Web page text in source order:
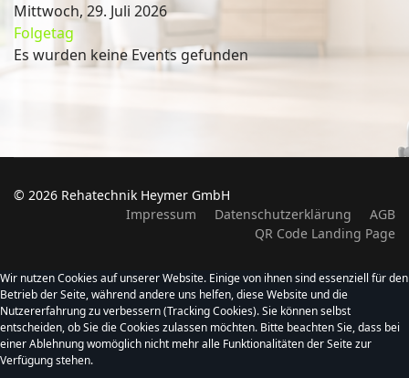
Mittwoch, 29. Juli 2026
Folgetag
Es wurden keine Events gefunden
© 2026 Rehatechnik Heymer GmbH
Impressum
Datenschutzerklärung
AGB
QR Code Landing Page
Wir nutzen Cookies auf unserer Website. Einige von ihnen sind essenziell für den
Betrieb der Seite, während andere uns helfen, diese Website und die
Nutzererfahrung zu verbessern (Tracking Cookies). Sie können selbst
entscheiden, ob Sie die Cookies zulassen möchten. Bitte beachten Sie, dass bei
einer Ablehnung womöglich nicht mehr alle Funktionalitäten der Seite zur
Verfügung stehen.